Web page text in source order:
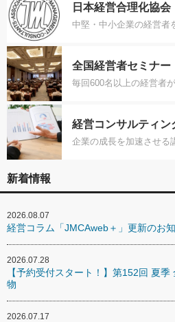
日本経営合理化協会
中堅・中小企業の経営者
全国経営者セミナー
毎回600名以上の経営者
経営コンサルティン
企業の成長を加速させる
新着情報
2026.08.07
経営コラム「JMCAweb＋」更新のお
2026.07.28
【予約受付スタート！】第152回 夏
物
2026.07.17